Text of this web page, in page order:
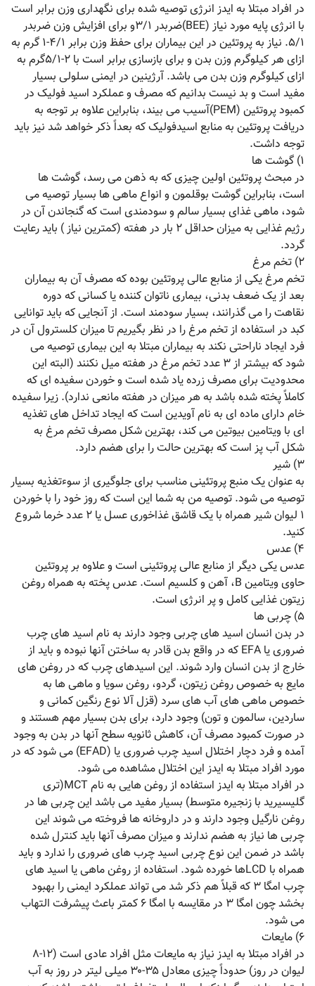
در افراد مبتلا به ایدز انرژی توصیه شده برای نگهداری وزن برابر است
با انرژی پایه مورد نیاز (BEE)ضربدر ۳/۱و برای افزایش وزن ضربدر
۵/۱. نیاز به پروتئین در این بیماران برای حفظ وزن برابر ۴/۱-۱ گرم به
ازای هر کیلوگرم وزن بدن و برای بازسازی برابر است با ۲-۵/۱گرم به
ازای کیلوگرم وزن بدن می باشد. آرژینین در ایمنی سلولی بسیار
مفید است و بد نیست بدانیم که مصرف و عملکرد اسید فولیک در
کمبود پروتئین (PEM)آسیب می بیند، بنابراین علاوه بر توجه به
دریافت پروتئین به منابع اسیدفولیک که بعداً ذکر خواهد شد نیز باید
توجه داشت.
۱) گوشت ها
در مبحث پروتئین اولین چیزی که به ذهن می رسد، گوشت ها
است، بنابراین گوشت بوقلمون و انواع ماهی ها بسیار توصیه می
شود، ماهی غذای بسیار سالم و سودمندی است که گنجاندن آن در
رژیم غذایی به میزان حداقل ۲ بار در هفته (کمترین نیاز ) باید رعایت
گردد.
۲) تخم مرغ
تخم مرغ یکی از منابع عالی پروتئین بوده که مصرف آن به بیماران
بعد از یک ضعف بدنی، بیماری ناتوان کننده یا کسانی که دوره
نقاهت را می گذرانند، بسیار سودمند است. از آنجایی که باید توانایی
کبد در استفاده از تخم مرغ را در نظر بگیریم تا میزان کلسترول آن در
فرد ایجاد ناراحتی نکند به بیماران مبتلا به این بیماری توصیه می
شود که بیشتر از ۳ عدد تخم مرغ در هفته میل نکنند (البته این
محدودیت برای مصرف زرده یاد شده است و خوردن سفیده ای که
کاملاً پخته شده باشد به هر میزان در هفته مانعی ندارد). زیرا سفیده
خام دارای ماده ای به نام آویدین است که ایجاد تداخل های تغذیه
ای با ویتامین بیوتین می کند، بهترین شکل مصرف تخم مرغ به
شکل آب پز است که بهترین حالت را برای هضم دارد.
۳) شیر
به عنوان یک منبع پروتئینی مناسب برای جلوگیری از سوءتغذیه بسیار
توصیه می شود. توصیه من به شما این است که روز خود را با خوردن
۱ لیوان شیر همراه با یک قاشق غذاخوری عسل یا ۲ عدد خرما شروع
کنید.
۴) عدس
عدس یکی دیگر از منابع عالی پروتئینی است و علاوه بر پروتئین
حاوی ویتامین B، آهن و کلسیم است. عدس پخته به همراه روغن
زیتون غذایی کامل و پر انرژی است.
۵) چربی ها
در بدن انسان اسید های چربی وجود دارند به نام اسید های چرب
ضروری یا EFA که در واقع بدن قادر به ساختن آنها نبوده و باید از
خارج از بدن انسان وارد شوند. این اسیدهای چرب که در روغن های
مایع به خصوص روغن زیتون، گردو، روغن سویا و ماهی ها به
خصوص ماهی های آب های سرد (قزل آلا نوع رنگین کمانی و
ساردین، سالمون و تون) وجود دارد، برای بدن بسیار مهم هستند و
در صورت کمبود مصرف آن، کاهش ثانویه سطح آنها در بدن به وجود
آمده و فرد دچار اختلال اسید چرب ضروری یا (EFAD) می شود که در
مورد افراد مبتلا به ایدز این اختلال مشاهده می شود.
در افراد مبتلا به ایدز استفاده از روغن هایی به نام MCT(تری
گلیسیرید با زنجیره متوسط) بسیار مفید می باشد این چربی ها در
روغن نارگیل وجود دارند و در داروخانه ها فروخته می شوند این
چربی ها نیاز به هضم ندارند و میزان مصرف آنها باید کنترل شده
باشد در ضمن این نوع چربی اسید چرب های ضروری را ندارد و باید
همراه با LCDها خورده شود. استفاده از روغن ماهی یا اسید های
چرب امگا ۳ که قبلاً هم ذکر شد می تواند عملکرد ایمنی را بهبود
بخشد چون امگا ۳ در مقایسه با امگا ۶ کمتر باعث پیشرفت التهاب
می شود.
۶) مایعات
در افراد مبتلا به ایدز نیاز به مایعات مثل افراد عادی است (۱۲-۸
لیوان در روز) حدوداً چیزی معادل ۳۵-۳۰ میلی لیتر در روز به آب